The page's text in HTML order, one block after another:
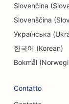
EO per i
SEO per i
SEO per i
SEO per i
Slovenčina
Slovenščina
Українська
한국어 (Korean)
Bokmål
Contatto